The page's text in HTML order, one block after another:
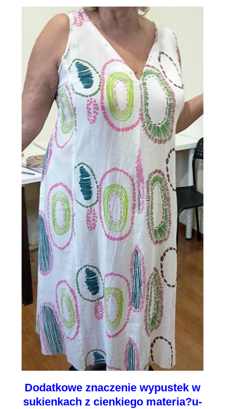
Dodatkowe znaczenie wypustek w
sukienkach z cienkiego materia?u-